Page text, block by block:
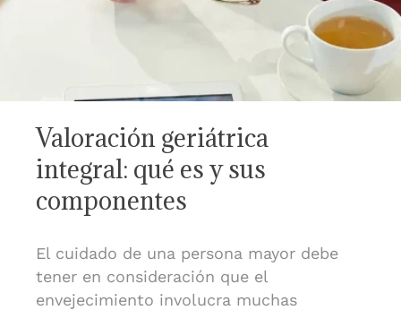
Valoración geriátrica
integral: qué es y sus
componentes
El cuidado de una persona mayor debe
tener en consideración que el
envejecimiento involucra muchas